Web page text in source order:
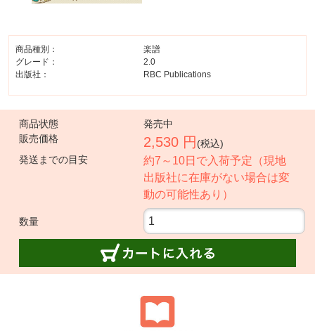
商品種別：
楽譜
グレード：
2.0
出版社：
RBC Publications
商品状態
発売中
販売価格
2,530 円 (税込)
発送までの目安
約7～10日で入荷予定（現地
出版社に在庫がない場合は変
動の可能性あり）
数量